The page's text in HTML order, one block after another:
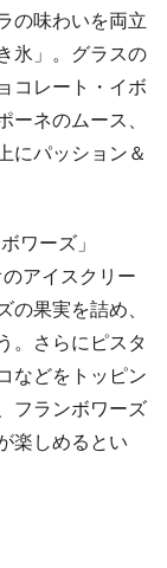
の味わいを両立
氷」。グラスの
コレート・イボ
ネのムース、
にパッション＆
ワーズ」
アイスクリー
果実を詰め、
。さらにピスタ
などをトッピン
フランボワーズ
楽しめるとい